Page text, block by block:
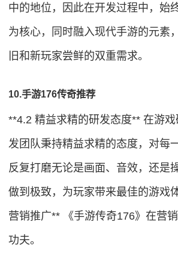
中的地位，因此在开发过程中，始
为核心，同时融入现代手游的元素
旧和新玩家尝鲜的双重需求。
10.手游176传奇推荐
**4.2 精益求精的研发态度** 在游
发团队秉持精益求精的态度，对每
反复打磨无论是画面、音效，还是
做到极致，为玩家带来最佳的游戏
营销推广** 《手游传奇176》在营
功夫。